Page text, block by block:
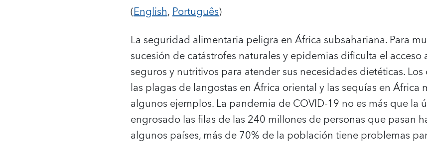
(English,Português)
La seguridad alimentaria peligra en África subsahariana. Para
sucesión de catástrofes naturales y epidemias dificulta el acceso
seguros y nutritivos para atender sus necesidades dietéticas.
las plagas de langostas en África oriental y las sequías en África
algunos ejemplos. La pandemia de COVID-19 no es más que la
engrosado las filas de las 240 millones de personas que pasan
algunos países, más de 70% de la población tiene problemas